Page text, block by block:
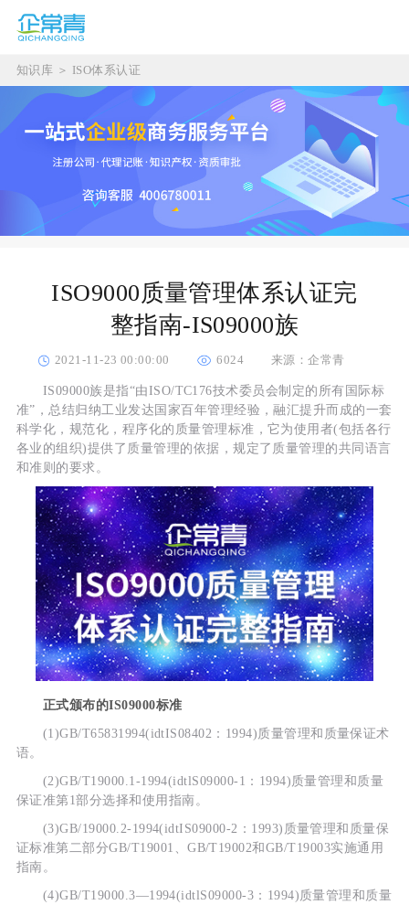
知识库 ＞ ISO体系认证
ISO9000质量管理体系认证完
整指南-IS09000族
2021-11-23 00:00:00 6024 来源：企常青
IS09000族是指“由ISO/TC176技术委员会制定的所有国际标
准”，总结归纳工业发达国家百年管理经验，融汇提升而成的一套
科学化，规范化，程序化的质量管理标准，它为使用者(包括各行
各业的组织)提供了质量管理的依据，规定了质量管理的共同语言
和准则的要求。
正式颁布的IS09000标准
(1)GB/T65831994(idtIS08402：1994)质量管理和质量保证术
语。
(2)GB/T19000.1-1994(idtlS09000-1：1994)质量管理和质量
保证准第1部分选择和使用指南。
(3)GB/19000.2-1994(idtIS09000-2：1993)质量管理和质量保
证标准第二部分GB/T19001、GB/T19002和GB/T19003实施通用
指南。
(4)GB/T19000.3—1994(idtlS09000-3：1994)质量管理和质量